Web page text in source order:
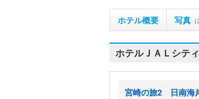
ホテル概要 写真
ホテルＪＡＬシテ
宮崎の旅2 日南海